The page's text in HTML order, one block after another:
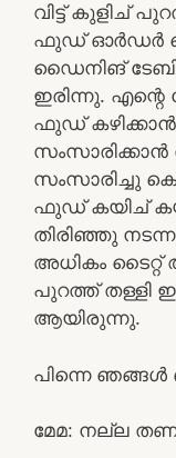
വിട്ട് കുളിച്
ഫുഡ്‌ ഓർഡർ
ഡൈനിങ്
ഇരിന്നു. എന്റെ
ഫുഡ്‌ കഴിക്കാൻ
സംസാരിച്ചു
ഫുഡ്‌ കയിച്
തിരിഞ്ഞു
അധികം
പുറത്ത് തള്ളി
ആയിരുന്നു.
പിന്നെ ഞങ്ങൾ
മേമ: നല്ല